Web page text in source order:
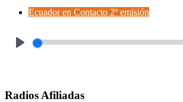
Ecuador en Contacto 2º emisión
Radios Afiliadas